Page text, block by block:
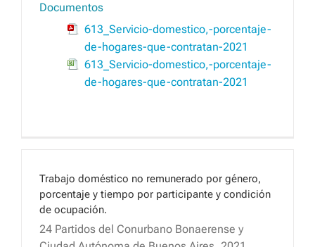
Documentos
613_Servicio-domestico,-porcentaje-
de-hogares-que-contratan-2021
613_Servicio-domestico,-porcentaje-
de-hogares-que-contratan-2021
Trabajo doméstico no remunerado por género,
porcentaje y tiempo por participante y condición
de ocupación.
24 Partidos del Conurbano Bonaerense y